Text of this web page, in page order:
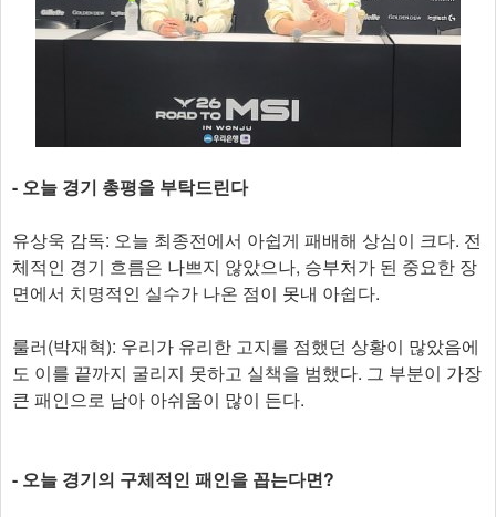
- 오늘 경기 총평을 부탁드린다
유상욱 감독: 오늘 최종전에서 아쉽게 패배해 상심이 크다. 전
체적인 경기 흐름은 나쁘지 않았으나, 승부처가 된 중요한 장
면에서 치명적인 실수가 나온 점이 못내 아쉽다.
룰러(박재혁): 우리가 유리한 고지를 점했던 상황이 많았음에
도 이를 끝까지 굴리지 못하고 실책을 범했다. 그 부분이 가장
큰 패인으로 남아 아쉬움이 많이 든다.
- 오늘 경기의 구체적인 패인을 꼽는다면?